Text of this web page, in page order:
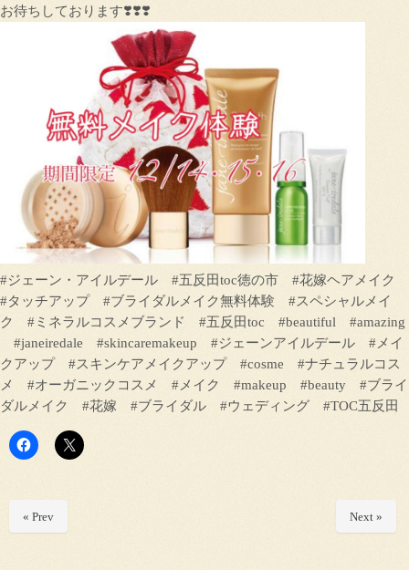
お待ちしております❣️❣️❣️
#ジェーン・アイルデール #五反田toc徳の市 #花嫁ヘアメイク
#タッチアップ #ブライダルメイク無料体験 #スペシャルメイ
ク #ミネラルコスメブランド #五反田toc #beautiful #amazing
#janeiredale #skincaremakeup #ジェーンアイルデール #メイ
クアップ #スキンケアメイクアップ #cosme #ナチュラルコス
メ #オーガニックコスメ #メイク #makeup #beauty #ブライ
ダルメイク #花嫁 #ブライダル #ウェディング #TOC五反田
« Prev Next »